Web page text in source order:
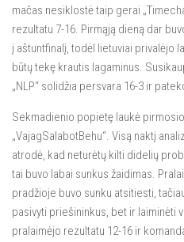
mačas nesiklostė taip gerai
rezultatu 7-16. Pirmąją dieną dar
į aštuntfinalį, todėl lietuviai privalėjo
būtų tekę krautis lagaminus.
„NLP“ solidžia persvara 16-3 ir
Sekmadienio popietę laukė
„VajagSalabotBehu“. Visą naktį
atrodė, kad neturėtų kilti didelių
tai buvo labai sunkus žaidimas.
pradžioje buvo sunku atsitiesti,
pasivyti priešininkus, bet ir laiminėti
pralaimėjo rezultatu 12-16 ir